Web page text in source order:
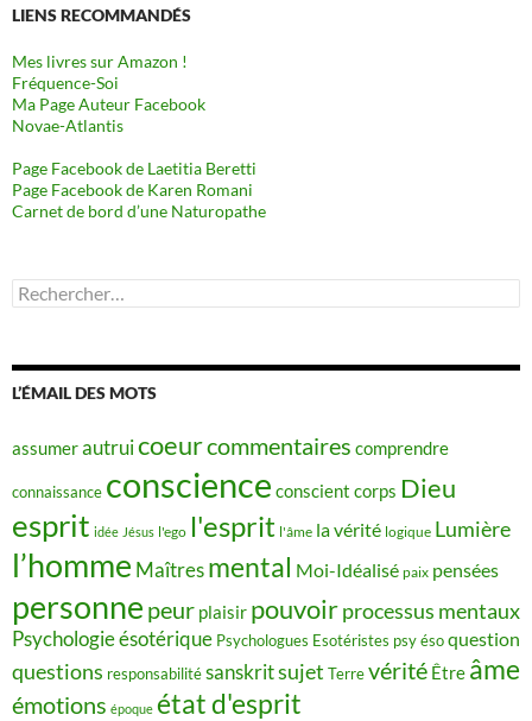
LIENS RECOMMANDÉS
Mes livres sur Amazon !
Fréquence-Soi
Ma Page Auteur Facebook
Novae-Atlantis
Page Facebook de Laetitia Beretti
Page Facebook de Karen Romani
Carnet de bord d’une Naturopathe
Rechercher :
L’ÉMAIL DES MOTS
assumerautruicoeurcommentaires comprendre
connaissance conscience conscient corps Dieu
esprit idée Jésus l'ego l'esprit l'âme la vérité logique Lumière
l’homme Maîtres mental Moi-Idéalisé paix pensées
personne peur plaisir pouvoirprocessus mentaux
Psychologie ésotérique Psychologues Esotéristes psy ésoquestion
questions responsabilitésanskritsujet Terrevérité Être âme
émotions époque état d'esprit